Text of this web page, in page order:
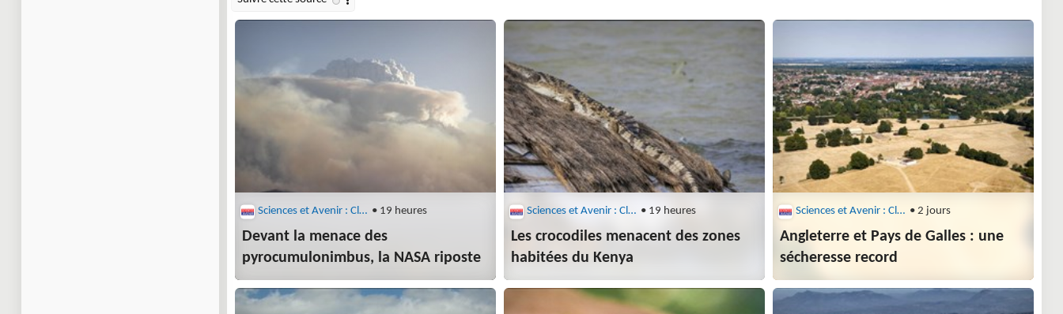
Sciences et Avenir : Climat • 19 heures
Devant la menace des
pyrocumulonimbus, la NASA riposte
Sciences et Avenir : Climat • 19 heures
Les crocodiles menacent des zones
habitées du Kenya
Sciences et Avenir : Climat • 2 jours
Angleterre et Pays de Galles : une
sécheresse record